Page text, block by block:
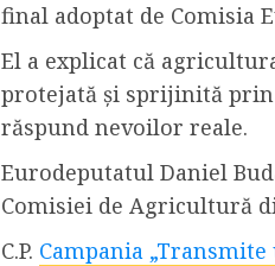
final adoptat de Comisia
El a explicat că
protejată și sprijinită
răspund nevoilor reale.
Eurodeputatul Daniel
Comisiei de Agricultură
C.P. Campania
3 min read
Dungeons &
film ca un joc
cucereste de
cadre